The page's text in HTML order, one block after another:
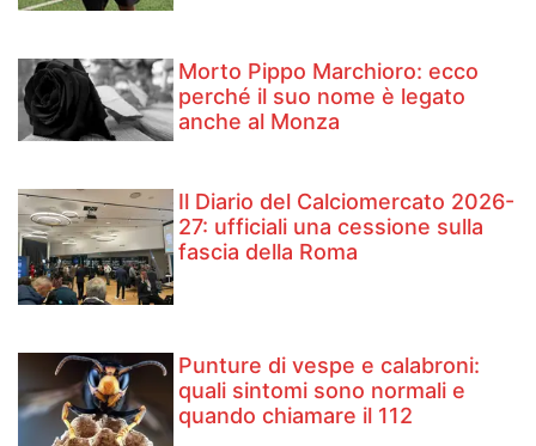
Morto Pippo Marchioro: ecco
perché il suo nome è legato
anche al Monza
Il Diario del Calciomercato 2026-
27: ufficiali una cessione sulla
fascia della Roma
Punture di vespe e calabroni:
quali sintomi sono normali e
quando chiamare il 112